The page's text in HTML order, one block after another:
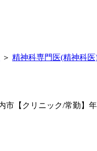
＞ 精神科専門医(精神科医
【クリニック/常勤】年